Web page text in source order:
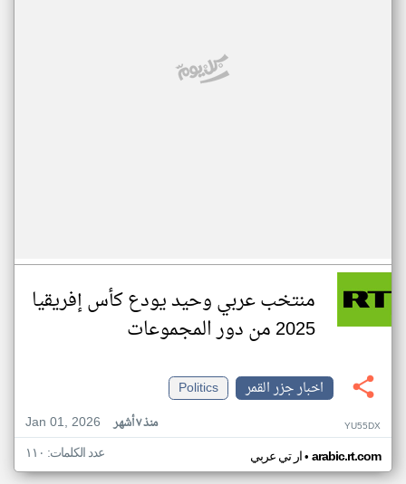
منتخب عربي وحيد يودع كأس إفريقيا
2025 من دور المجموعات
اخبار جزر القمر
Politics
Jan 01, 2026
منذ ٧ أشهر YU55DX
ار تي عربي• arabic.rt.com عدد الكلمات: ١١٠